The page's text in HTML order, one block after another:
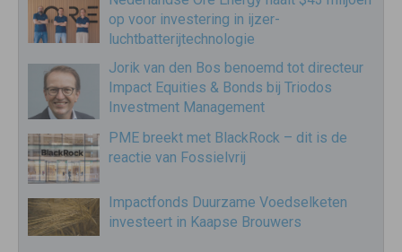
op voor investering in ijzer-
luchtbatterijtechnologie
Jorik van den Bos benoemd tot directeur
Impact Equities & Bonds bij Triodos
Investment Management
PME breekt met BlackRock – dit is de
reactie van Fossielvrij
Impactfonds Duurzame Voedselketen
investeert in Kaapse Brouwers